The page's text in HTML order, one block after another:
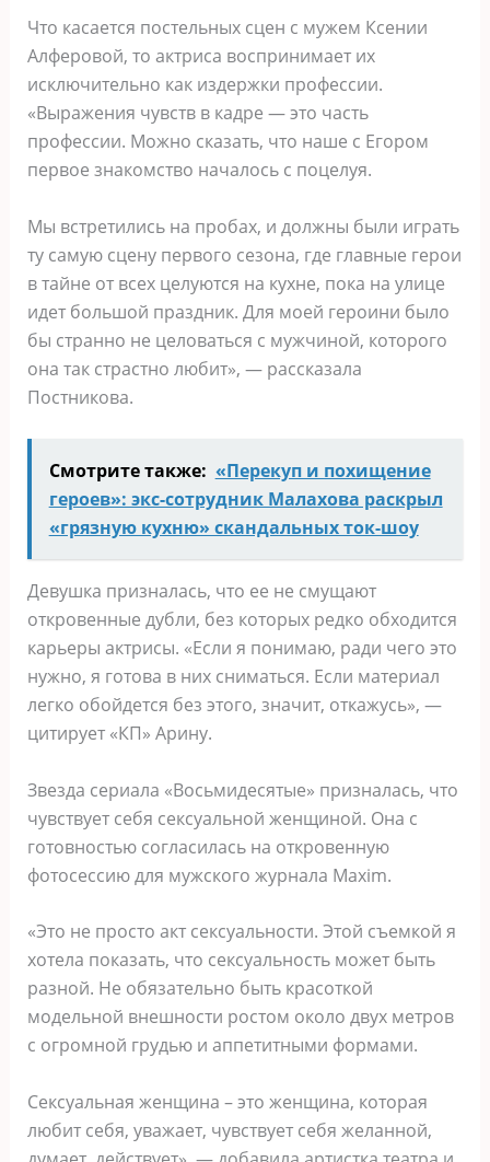
Что касается постельных сцен с мужем Ксении
Алферовой, то актриса воспринимает их
исключительно как издержки профессии.
«Выражения чувств в кадре — это часть
профессии. Можно сказать, что наше с Егором
первое знакомство началось с поцелуя.
Мы встретились на пробах, и должны были играть
ту самую сцену первого сезона, где главные герои
в тайне от всех целуются на кухне, пока на улице
идет большой праздник. Для моей героини было
бы странно не целоваться с мужчиной, которого
она так страстно любит», — рассказала
Постникова.
Смотрите также: «Перекуп и похищение
героев»: экс-сотрудник Малахова раскрыл
«грязную кухню» скандальных ток-шоу
Девушка призналась, что ее не смущают
откровенные дубли, без которых редко обходится
карьеры актрисы. «Если я понимаю, ради чего это
нужно, я готова в них сниматься. Если материал
легко обойдется без этого, значит, откажусь», —
цитирует «КП» Арину.
Звезда сериала «Восьмидесятые» призналась, что
чувствует себя сексуальной женщиной. Она с
готовностью согласилась на откровенную
фотосессию для мужского журнала Maxim.
«Это не просто акт сексуальности. Этой съемкой я
хотела показать, что сексуальность может быть
разной. Не обязательно быть красоткой
модельной внешности ростом около двух метров
с огромной грудью и аппетитными формами.
Сексуальная женщина – это женщина, которая
любит себя, уважает, чувствует себя желанной,